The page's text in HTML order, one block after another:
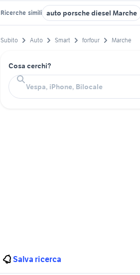
Ricerche simili auto porsche diesel Marche
Subito Auto Smart forfour Marche
Cosa cerchi?
Salva ricerca